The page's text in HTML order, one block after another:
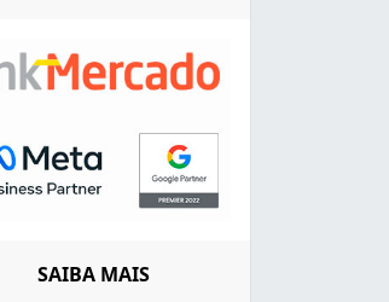
SAIBA MAIS